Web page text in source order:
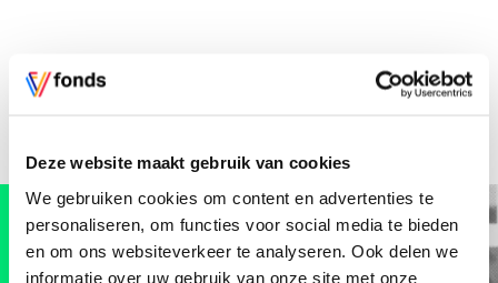
Deze website maakt gebruik van cookies
We gebruiken cookies om content en advertenties te
personaliseren, om functies voor social media te bieden
en om ons websiteverkeer te analyseren. Ook delen we
informatie over uw gebruik van onze site met onze
Misschien ook interessant
Vrijheidscolleges
2023